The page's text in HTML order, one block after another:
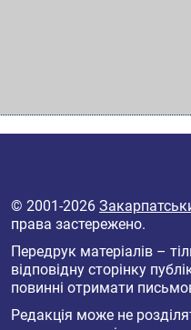
© 2001-2026
права застережено.
Передрук матеріалів –
відповідну сторінку
повинні отримати
Редакція може не